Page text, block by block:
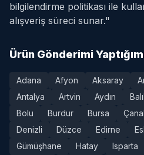
bilgilendirme politikası ile
alışveriş süreci sunar."
Ürün Gönderimi
Adana Afyon Aksaray
Antalya
Artvin Aydın
Bolu
Burdur Bursa
Denizli
Düzce Edirne
Gümüşhane
Hatay Isparta